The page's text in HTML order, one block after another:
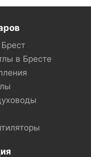
в Бресте